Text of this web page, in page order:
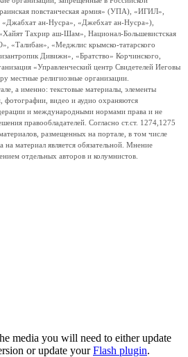
повстанческая армия» (УПА), «ИГИЛ»,
ан-Нусра», «Джебхат ан-Нусра»),
Тахрир аш-Шам», Национал-Большевистская
«Талибан», «Меджлис крымско-татарского
Дивижн», «Братство» Корчинского,
«Управленческий центр Свидетелей Иеговы
местные религиозные организации.
а именно: текстовые материалы, элементы
фотографии, видео и аудио охраняются
и международными нормами права и не
правообладателей. Согласно ст.ст. 1274,1275
размещенных на портале, в том числе
на материал является обязательной. Мнение
отдельных авторов и колумнистов.
media you will need to either update
or update yourFlash plugin.